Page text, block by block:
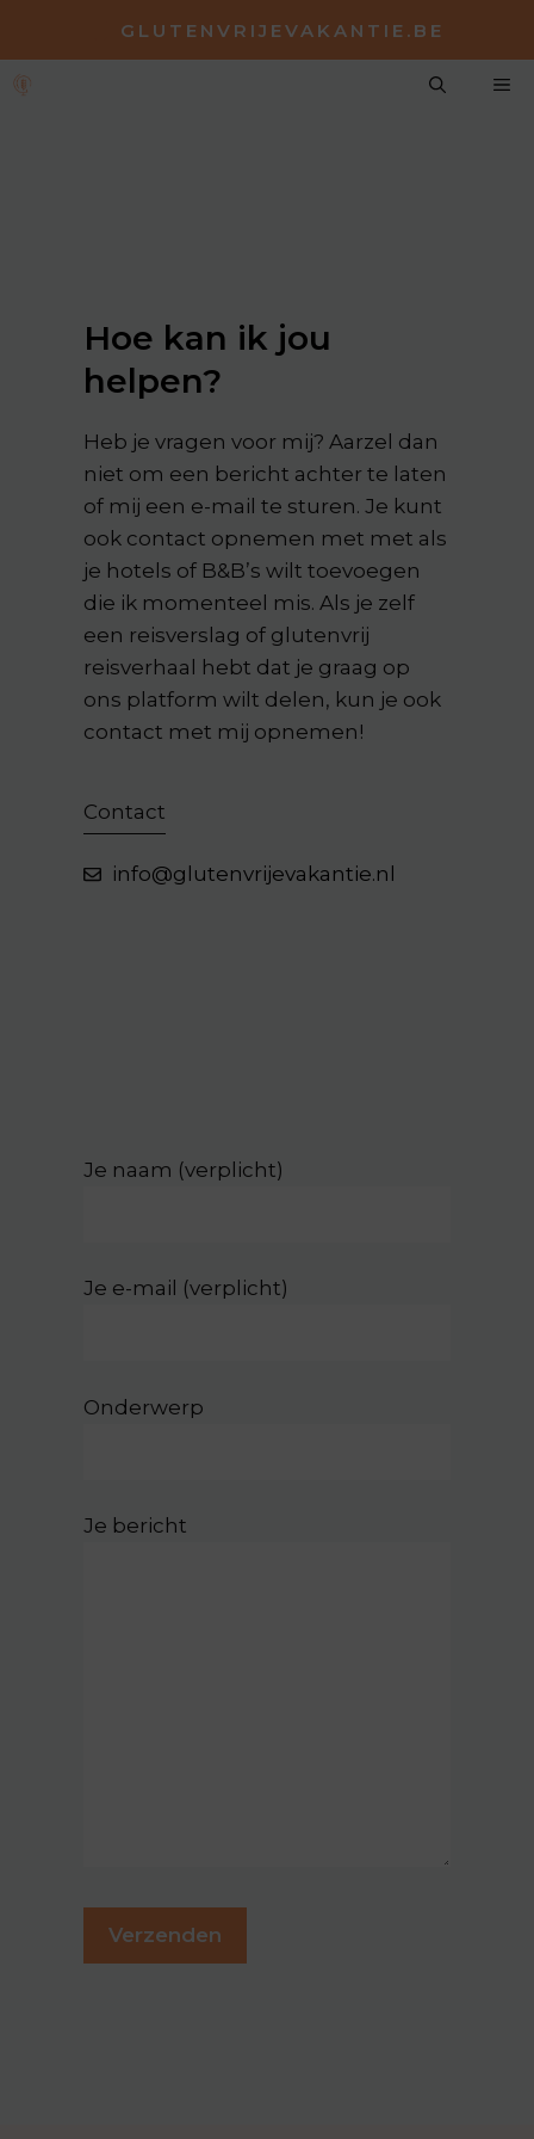
de
GLUTENVRIJEVAKANTIE.BE
CONTACT
Hoe kan ik jou
helpen?
Heb je vragen voor mij? Aarzel dan
niet om een bericht achter te laten
of mij een e-mail te sturen. Je kunt
ook contact opnemen met met als
je hotels of B&B’s wilt toevoegen
die ik momenteel mis. Als je zelf
een reisverslag of glutenvrij
reisverhaal hebt dat je graag op
ons platform wilt delen, kun je ook
contact met mij opnemen!
Contact
info@glutenvrijevakantie.nl
Je naam (verplicht)
Je e-mail (verplicht)
Onderwerp
Je bericht